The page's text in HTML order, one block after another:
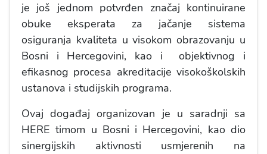
je još jednom potvrđen značaj kontinuirane
obuke eksperata za jačanje sistema
osiguranja kvaliteta u visokom obrazovanju u
Bosni i Hercegovini, kao i objektivnog i
efikasnog procesa akreditacije visokoškolskih
ustanova i studijskih programa.
Ovaj događaj organizovan je u saradnji sa
HERE timom u Bosni i Hercegovini, kao dio
sinergijskih aktivnosti usmjerenih na